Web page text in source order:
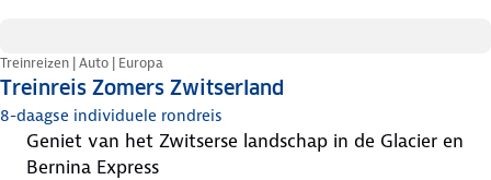
Treinreis Zomers Zwitserland
Treinreizen | Auto | Europa
8-daagse individuele rondreis
geniet van het Zwitserse landschap in de Glacier en
Bernina Express